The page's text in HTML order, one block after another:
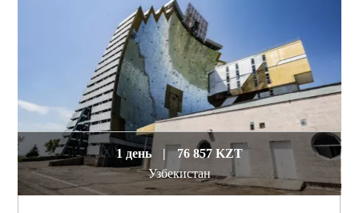
1 день |
76 857 KZT
Узбекистан